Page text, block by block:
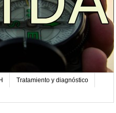
Tratamiento y diagnóstico